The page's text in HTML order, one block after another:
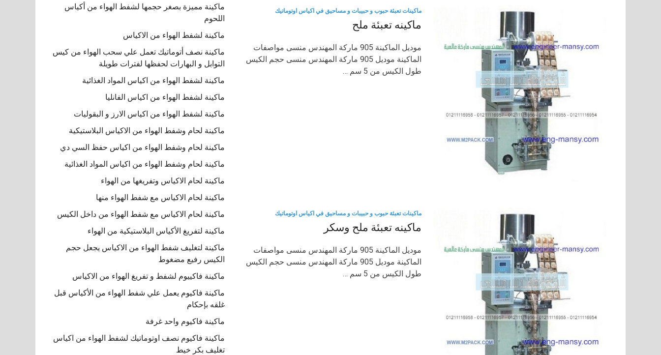
ماكينات تعبئة حبوب و حبيبات و مساحيق في اكياس اوتوماتيك
ماكينه تعبئة ملح
موديل الماكينة 905 ماركة المهندس منسى مواصفات
الماكينة موديل 905 ماركة المهندس منسى حجم الكيس
طول الكيس من 5 سم …
ماكينات تعبئة حبوب و حبيبات و مساحيق في اكياس اوتوماتيك
ماكينه تعبئة ملح وسكر
موديل الماكينة 905 ماركة المهندس منسى مواصفات
الماكينة موديل 905 ماركة المهندس منسى حجم الكيس
طول الكيس من 5 سم …
ماكينة مميزة بصغر حجمها لشفط الهواء من أكياس
اللحوم
ماكينة لشفط الهواء من الاكياس
ماكينة نصف أتوماتيك تعمل علي سحب الهواء من كيس
التوابل و البهارات لحفظها لفترات طويلة
ماكينة لشفط الهواء من اكياس المواد الغذائية
ماكينة لشفط الهواء من اكياس الفانليا
ماكينة لشفط الهواء من اكياس الارز و البقوليات
ماكينة لحام وشفط الهواء من الاكياس البلاستيكية
ماكينة لحام وشفط الهواء من اكياس حفظ السي دي
ماكينة لحام وشفط الهواء من اكياس المواد الغذائية
ماكينة لحام الاكياس وتفريغها من الهواء
ماكينة لحام الاكياس مع شفط الهواء منها
ماكينة لحام الاكياس مع شفط الهواء من داخل الكيس
ماكينة لتفريغ الأكياس البلاستيكية من الهواء
ماكينة لتغليف شفط الهواء من الاكياس يجعل حجم
الكيس رفيع مضغوط
ماكينة فاكييوم لشفط و تفريغ الهواء من الاكياس
ماكينة فاكيوم يعمل علي شفط الهواء من الأكياس قبل
غلقه بإحكام
ماكينة فاكيوم واحد غرفة
ماكينة فاكيوم نصف اوتوماتيك لشفط الهواء من اكياس
تغليف بكر خيط